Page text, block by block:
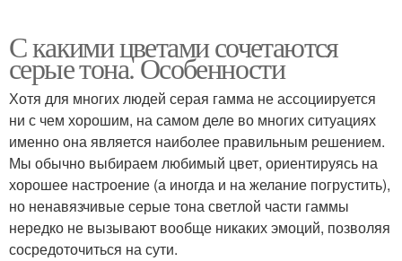
С какими цветами сочетаются
серые тона. Особенности
Хотя для многих людей серая гамма не ассоциируется
ни с чем хорошим, на самом деле во многих ситуациях
именно она является наиболее правильным решением.
Мы обычно выбираем любимый цвет, ориентируясь на
хорошее настроение (а иногда и на желание погрустить),
но ненавязчивые серые тона светлой части гаммы
нередко не вызывают вообще никаких эмоций, позволяя
сосредоточиться на сути.